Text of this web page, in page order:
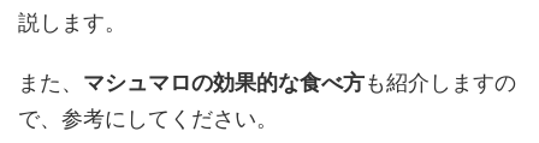
説します。
また、 マシュマロの効果的な食べ方も紹介しますの
で、参考にしてください。